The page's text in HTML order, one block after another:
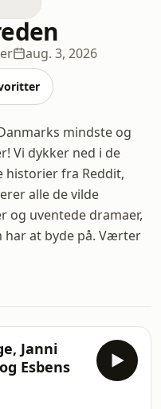
aug. 3, 2026
mindste og
Vi dykker ned i de
historier fra Reddit,
alle de vilde
og uventede dramaer,
at byde på. Værter
Janni
Esbens